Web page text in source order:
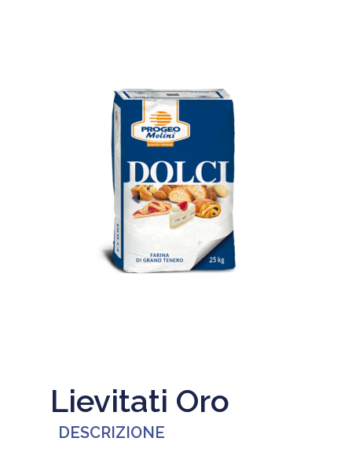
Lievitati Oro
DESCRIZIONE